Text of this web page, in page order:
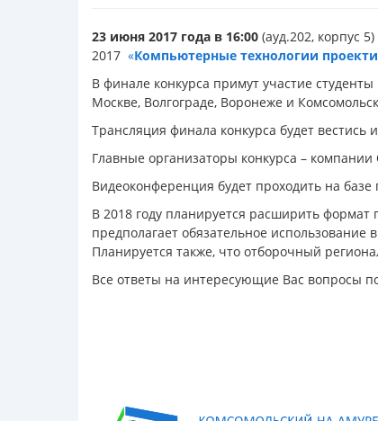
23 июня 2017 года в 16:00 (ауд.202, корпус 5)
2017 «Компьютерные технологии
В финале конкурса примут участие
Москве, Волгограде, Воронеже и
Трансляция финала конкурса будет
Главные организаторы конкурса – компании
Видеоконференция будет проходить на
В 2018 году планируется расширить формат
предполагает обязательное использование
Планируется также, что отборочный
Все ответы на интересующие Вас вопросы